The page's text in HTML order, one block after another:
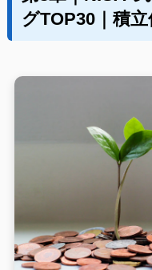
グTOP30｜積